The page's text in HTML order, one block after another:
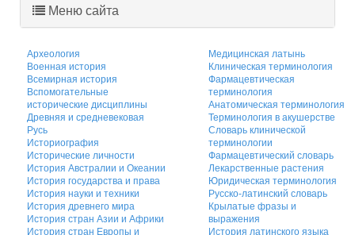
Меню сайта
Археология
Военная история
Всемирная история
Вспомогательные
исторические дисциплины
Древняя и средневековая
Русь
Историография
Исторические личности
История Австралии и Океании
История государства и права
История науки и техники
История древнего мира
История стран Азии и Африки
История стран Европы и
Медицинская латынь
Клиническая терминология
Фармацевтическая
терминология
Анатомическая терминология
Терминология в акушерстве
Словарь клинической
терминологии
Фармацевтический словарь
Лекарственные растения
Юридическая терминология
Русско-латинский словарь
Крылатые фразы и
выражения
История латинского языка